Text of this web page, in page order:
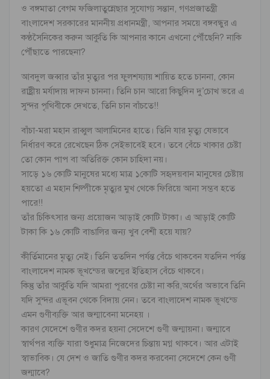
ও বঙ্গমাতা বেগম ফজিলাতুন্নেছার সুযোগ্য সন্তান, গণপ্রজাতন্ত্রী
বাংলাদেশ সরকারের মাননীয় প্রধানমন্ত্রী, আপনার সময়ে বঙ্গবন্ধুর এ
কণ্ঠসৈনিকের করুন আকুতি কি আপনার কানে এখনো পৌঁছেনি? নাকি
পৌঁছাতে পারছেনা?
আবদুল জব্বার তাঁর মৃত্যুর পর ফুলশয্যায় শায়িত হতে চাননা, কোন
রাষ্ট্রীয় মর্যাদায় দাফন চাননা। তিনি চান আরো কিছুদিন দু’চোখ ভরে এ
সুন্দর পৃথিবীকে দেখতে, তিনি চান বাঁচতে!!
বাঁচা-মরা মহান রাব্বুল আলামিনের হাতে। তিনি যার মৃত্যু যেভাবে
নির্ধারণ করে রেখেছেন ঠিক সেইভাবেই হবে। তবে বেঁচে খাকার চেষ্টা
তো কোন পাপ বা অতিরিক্ত কোন চাহিদা নয়।
সাড়ে ১৬ কোটি মানুষের মধ্যে মাত্র ১কোটি সহৃদয়বান মানুষের চেষ্টায়
হয়তো এ মহান শিল্পীকে মৃত্যুর মুখ থেকে ফিরিয়ে আনা সম্ভব হতে
পারে!!
তাঁর চিকিৎসার জন্য প্রয়োজন আড়াই কোটি টাকা। এ আড়াই কোটি
টাকা কি ১৬ কোটি বাঙালির জন্য খুব বেশী হয়ে যায়?
কীর্তিমানের মৃত্যু নেই। তিনি ততদিন পর্যন্ত বেঁচে থাকবেন যতদিন পর্যন্ত
বাংলাদেশ নামক ভূখন্ডের জন্মের ইতিহাস বেঁচে থাকবে।
কিন্তু তাঁর আকুতি যদি আমরা পূরণের চেষ্টা না করি,অর্থের অভাবে তিনি
যদি সুন্দর এভূবন থেকে বিদায় নেন। তবে বাংলাদেশ নামক ভূখন্ডে
এমন গুণীব্যক্তি আর জন্মাবেনা মনেহয় ।
কারণ যেদেশে গুণীর কদর হয়না সেদেশে গুণী জন্মায়না। জন্মাবে
স্বার্থপর ব্যক্তি যারা শুধুমাত্র নিজেদের চিন্তায় মগ্ন থাকবে। আর এটাই
স্বাভাবিক। যে দেশ ও জাতি গুণীর কদর করবেনা সেদেশে কেন গুণী
জন্মাবে?